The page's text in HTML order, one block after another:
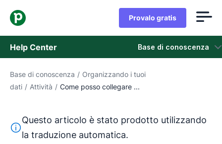
Provalo gratis
Help Center Base di conoscenza
Base di conoscenza
Contatta l'assistenza
Base di conoscenza / Organizzando i tuoi
dati / Attività / Come posso collegare ...
Questo testo è stato tradotto dall'inglese utilizzando
Questo articolo è stato prodotto utilizzando
la traduzione automatica.